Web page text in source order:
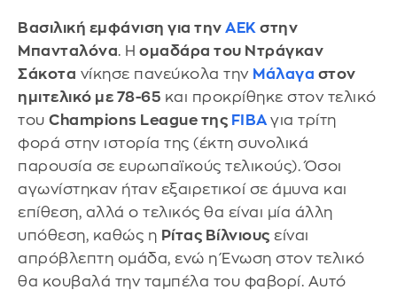
Βασιλική εμφάνιση για την ΑΕΚ στην
Μπανταλόνα. Η ομαδάρα του Ντράγκαν
Σάκοτα νίκησε πανεύκολα την Μάλαγα στον
ημιτελικό με 78-65 και προκρίθηκε στον τελικό
του Champions League της FIBA για τρίτη
φορά στην ιστορία της (έκτη συνολικά
παρουσία σε ευρωπαϊκούς τελικούς). Όσοι
αγωνίστηκαν ήταν εξαιρετικοί σε άμυνα και
επίθεση, αλλά ο τελικός θα είναι μία άλλη
υπόθεση, καθώς η Ρίτας Βίλνιους είναι
απρόβλεπτη ομάδα, ενώ η Ένωση στον τελικό
θα κουβαλά την ταμπέλα του φαβορί. Αυτό